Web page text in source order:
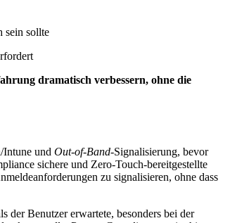
sein sollte
dramatisch verbessern, ohne die
Intune und Out-of-Band-Signalisierung, bevor
sichere und Zero-Touch-bereitgestellte
zu signalisieren, ohne dass
der Benutzer erwartete, besonders bei der